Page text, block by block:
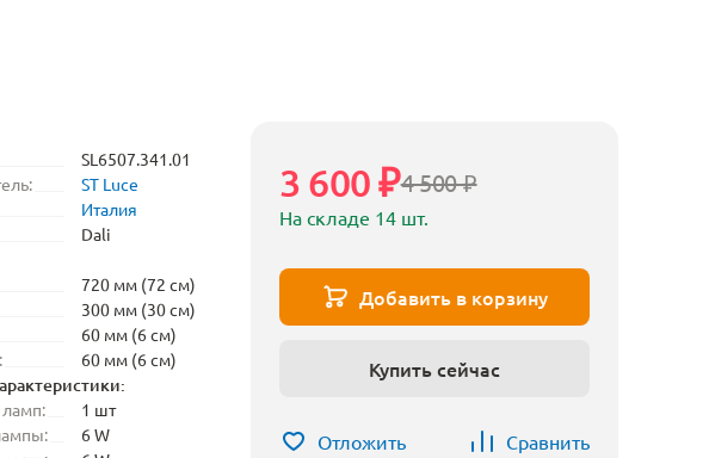
SL6507.341.01
ST Luce
Италия
Dali
720 мм (72 см)
300 мм (30 см)
60 мм (6 см)
60 мм (6 см)
ламп:
1 шт
6 W
4 500 ₽
3 600 ₽
На складе 14 шт.
Добавить в корзину
Купить сейчас
Отложить Сравнить